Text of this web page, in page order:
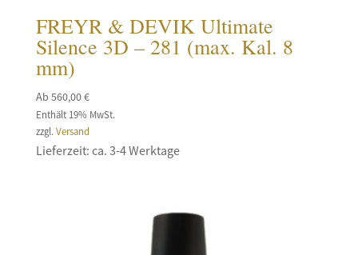
FREYR & DEVIK Ultimate
Silence 3D – 281 (max. Kal. 8
mm)
Ab 560,00€
Enthält 19% MwSt.
zzgl. Versand
Lieferzeit: ca. 3-4 Werktage